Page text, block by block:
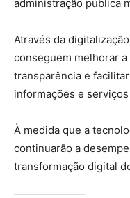
administração pública
Através da
conseguem melhorar
transparência e
informações e
À medida que a
continuarão a
transformação digital